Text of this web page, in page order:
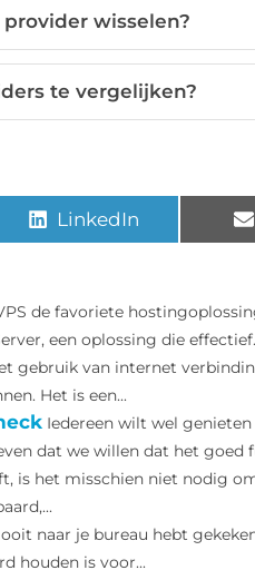
wisselen?
te vergelijken?
LinkedIn
de favoriete
een oplossing die
gebruik van internet
Het is een...
Iedereen wilt wel genieten
dat we willen dat het goed
is het misschien niet nodig
naar je bureau hebt
houden is voor...